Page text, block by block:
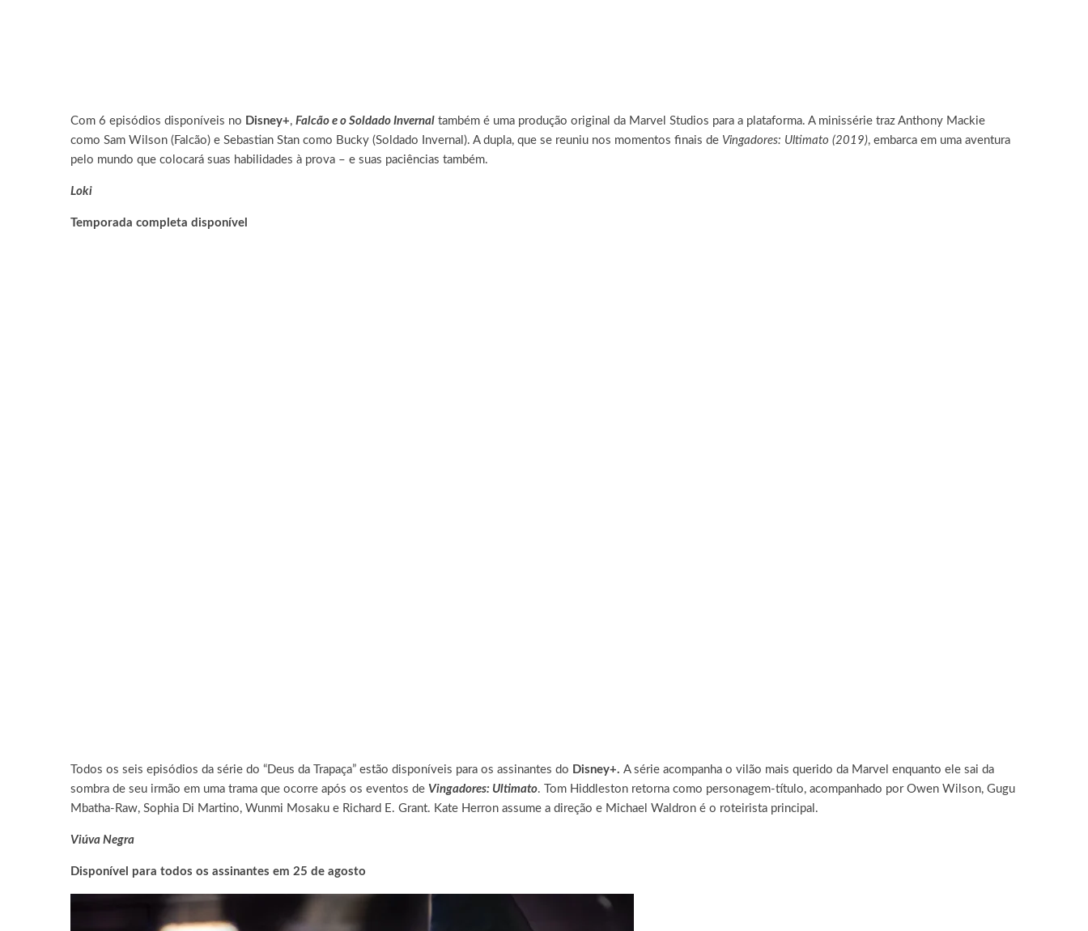
Com 6 episódios disponíveis no Disney+, Falcão e o Soldado Invernal também é uma produção original da Marvel Studios para a plataforma. A minissérie traz Anthony Mackie
como Sam Wilson (Falcão) e Sebastian Stan como Bucky (Soldado Invernal). A dupla, que se reuniu nos momentos finais de Vingadores: Ultimato (2019), embarca em uma aventura
pelo mundo que colocará suas habilidades à prova – e suas paciências também.
Loki
Temporada completa disponível
Todos os seis episódios da série do “Deus da Trapaça” estão disponíveis para os assinantes do Disney+. A série acompanha o vilão mais querido da Marvel enquanto ele sai da
sombra de seu irmão em uma trama que ocorre após os eventos de Vingadores: Ultimato. Tom Hiddleston retorna como personagem-título, acompanhado por Owen Wilson, Gugu
Mbatha-Raw, Sophia Di Martino, Wunmi Mosaku e Richard E. Grant. Kate Herron assume a direção e Michael Waldron é o roteirista principal.
Viúva Negra
Disponível para todos os assinantes em 25 de agosto